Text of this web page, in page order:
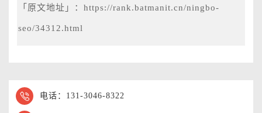
「原文地址」：https://rank.batmanit.cn/ningbo-
seo/34312.html
电话：131-3046-8322